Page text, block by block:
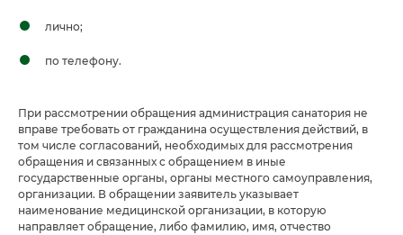
лично;
по телефону.
При рассмотрении обращения администрация санатория не
вправе требовать от гражданина осуществления действий, в
том числе согласований, необходимых для рассмотрения
обращения и связанных с обращением в иные
государственные органы, органы местного самоуправления,
организации. В обращении заявитель указывает
наименование медицинской организации, в которую
направляет обращение, либо фамилию, имя, отчество